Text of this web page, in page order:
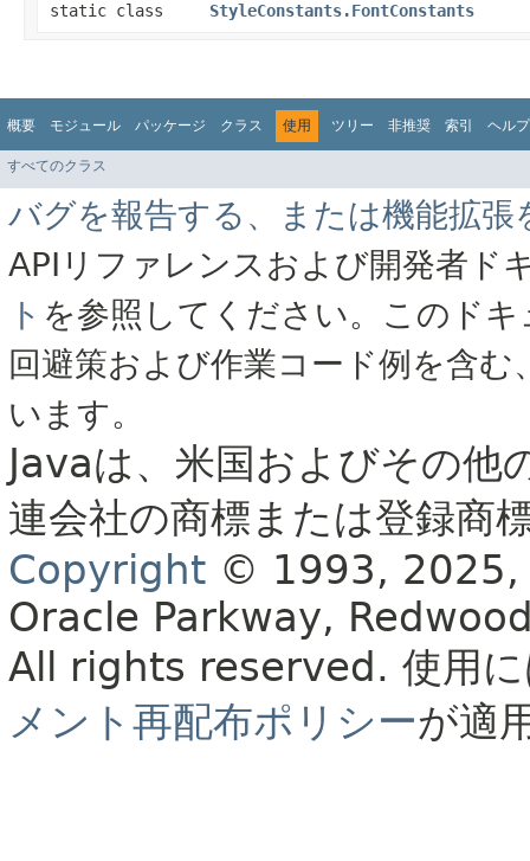
static class StyleConstants.FontConstants
概要 モジュール パッケージ クラス 使用 ツリー 非推奨 索引 ヘルプ
すべてのクラス
バグを報告する、または機能拡張
APIリファレンスおよび開発者ド
ト を参照してください。このド
回避策および作業コード例を含
います。
Javaは、米国およびその
連会社の商標または登録商
Copyright © 1993, 2025,
Oracle Parkway,
All rights reserved. 使用
メント再配布ポリシーが適